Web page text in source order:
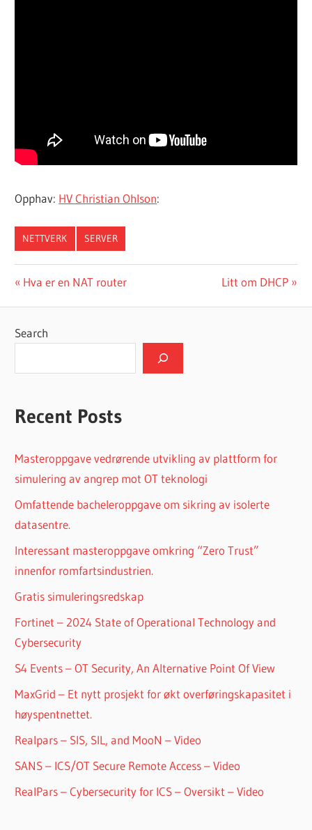
Opphav: HV Christian Ohlson:
NETTVERK SERVER
Post
navigation
Previous
Hva er en NAT router
Next
Litt om DHCP
Search
Recent Posts
Masteroppgave vedrørende utvikling av plattform for
simulering av angrep mot OT teknologi
Omfattende bacheleroppgave om sikring av isolerte
datasentre.
Interessant masteroppgave omkring “Zero Trust”
innenfor romfartsindustrien.
Gratis simuleringsredskap
Fortinet – 2024 State of Operational Technology and
Cybersecurity
S4 Events – OT Security, An Alternative Point Of View
MaxGrid – Et nytt prosjekt for økt overføringskapasitet i
høyspentnettet.
Realpars – SIS, SIL, and MooN – Video
SANS – ICS/OT Secure Remote Access – Video
RealPars – Cybersecurity for ICS – Oversikt – Video